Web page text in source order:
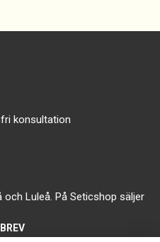
konsultation
och Luleå. På Seticshop säljer